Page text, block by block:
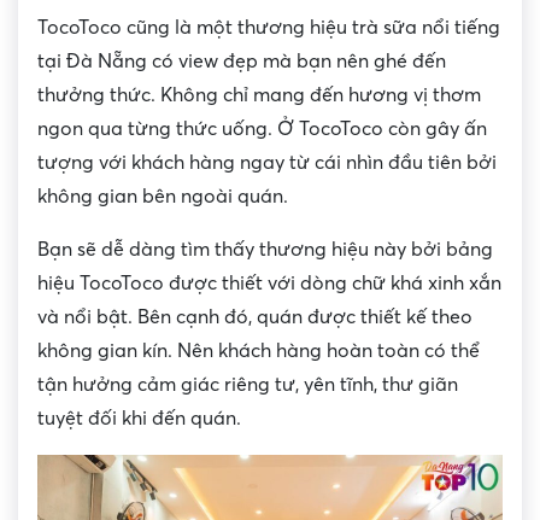
TocoToco cũng là một thương hiệu trà sữa nổi tiếng
tại Đà Nẵng có view đẹp mà bạn nên ghé đến
thưởng thức. Không chỉ mang đến hương vị thơm
ngon qua từng thức uống. Ở TocoToco còn gây ấn
tượng với khách hàng ngay từ cái nhìn đầu tiên bởi
không gian bên ngoài quán.
Bạn sẽ dễ dàng tìm thấy thương hiệu này bởi bảng
hiệu TocoToco được thiết với dòng chữ khá xinh xắn
và nổi bật. Bên cạnh đó, quán được thiết kế theo
không gian kín. Nên khách hàng hoàn toàn có thể
tận hưởng cảm giác riêng tư, yên tĩnh, thư giãn
tuyệt đối khi đến quán.